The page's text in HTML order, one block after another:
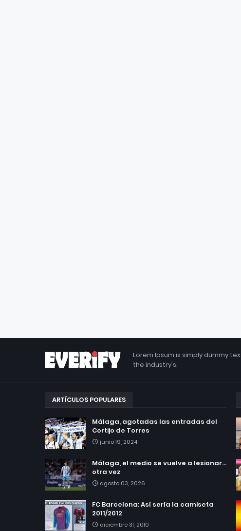
Lorem Ipsum is simply dummy
the industry's.
ARTÍCULOS POPULARES
Málaga, agotadas las entradas del
Cortijo de Torres
junio 19, 2024
Málaga, el medio se vuelve a lesionar...
otra vez
agosto 03, 2026
FC Barcelona: Así sería la camiseta
2011/2012
diciembre 31, 2010